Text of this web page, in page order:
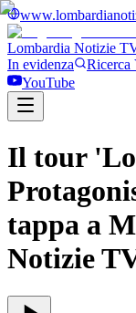
Lombardia Notizie
In evidenza
Ricerca
YouTube
Il tour
tappa a
Notizie